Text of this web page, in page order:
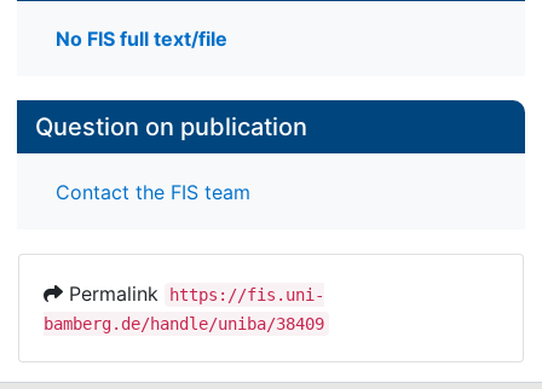
No FIS full text/file
Question on publication
Contact the FIS team
Permalink
https://fis.uni-
bamberg.de/handle/uniba/38409